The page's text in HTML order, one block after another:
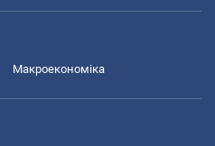
Макроекономіка